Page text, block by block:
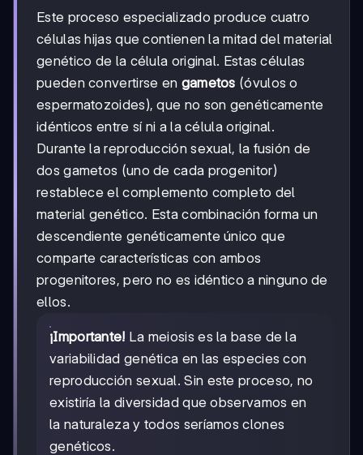
Este proceso especializado produce cuatro
células hijas que contienen la mitad del material
genético de la célula original. Estas células
pueden convertirse en gametos (óvulos o
espermatozoides), que no son genéticamente
idénticos entre sí ni a la célula original.
Durante la reproducción sexual, la fusión de
dos gametos (uno de cada progenitor)
restablece el complemento completo del
material genético. Esta combinación forma un
descendiente genéticamente único que
comparte características con ambos
progenitores, pero no es idéntico a ninguno de
ellos.
¡Importante! La meiosis es la base de la
variabilidad genética en las especies con
reproducción sexual. Sin este proceso, no
existiría la diversidad que observamos en
la naturaleza y todos seríamos clones
genéticos.